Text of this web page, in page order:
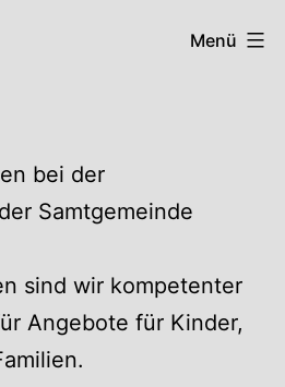
Menü
bei der
Samtgemeinde
sind wir kompetenter
Angebote für Kinder,